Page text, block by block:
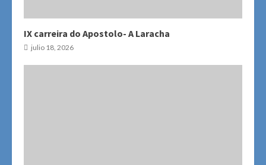
IX carreira do Apostolo- A Laracha
julio 18, 2026